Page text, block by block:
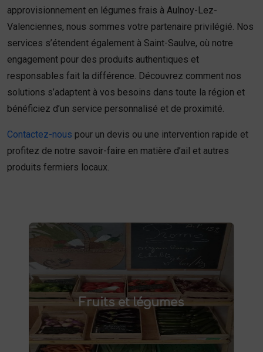
approvisionnement en légumes frais à Aulnoy-Lez-
Valenciennes, nous sommes votre partenaire privilégié. Nos
services s’étendent également à Saint-Saulve, où notre
engagement pour des produits authentiques et
responsables fait la différence. Découvrez comment nos
solutions s’adaptent à vos besoins dans toute la région et
bénéficiez d’un service personnalisé et de proximité.
Contactez-nous pour un devis ou une intervention rapide et
profitez de notre savoir-faire en matière d’ail et autres
produits fermiers locaux.
Fruits et légumes
Fruits et légumes
Achetez des
fruits et légumes frais à Saint-
Saulve
et savourez des produits de saison,
cultivés localement. Goûtez la différence :
des produits sains et respectueux de
l'environnement. Vente directe à la ferme ou
livraison à domicile.